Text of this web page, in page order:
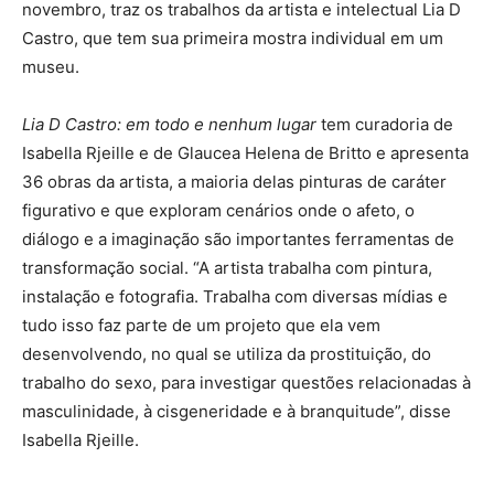
novembro, traz os trabalhos da artista e intelectual Lia D
Castro, que tem sua primeira mostra individual em um
museu.
Lia D Castro: em todo e nenhum lugar tem curadoria de
Isabella Rjeille e de Glaucea Helena de Britto e apresenta
36 obras da artista, a maioria delas pinturas de caráter
figurativo e que exploram cenários onde o afeto, o
diálogo e a imaginação são importantes ferramentas de
transformação social. “A artista trabalha com pintura,
instalação e fotografia. Trabalha com diversas mídias e
tudo isso faz parte de um projeto que ela vem
desenvolvendo, no qual se utiliza da prostituição, do
trabalho do sexo, para investigar questões relacionadas à
masculinidade, à cisgeneridade e à branquitude”, disse
Isabella Rjeille.